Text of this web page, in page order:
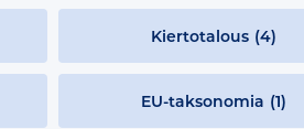
Kiertotalous (4)
EU-taksonomia (1)